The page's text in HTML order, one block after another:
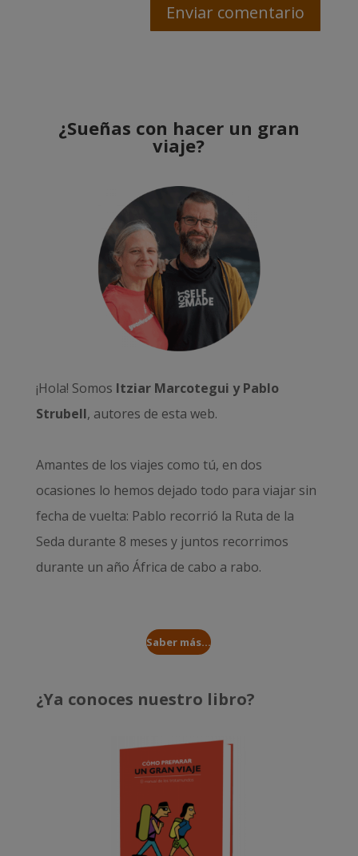
¿Sueñas con hacer un gran
viaje?
¡Hola! Somos Itziar Marcotegui y Pablo
Strubell, autores de esta web.
Amantes de los viajes como tú, en dos
ocasiones lo hemos dejado todo para viajar sin
fecha de vuelta: Pablo recorrió la Ruta de la
Seda durante 8 meses y juntos recorrimos
durante un año África de cabo a rabo.
Saber más...
¿Ya conoces nuestro libro?